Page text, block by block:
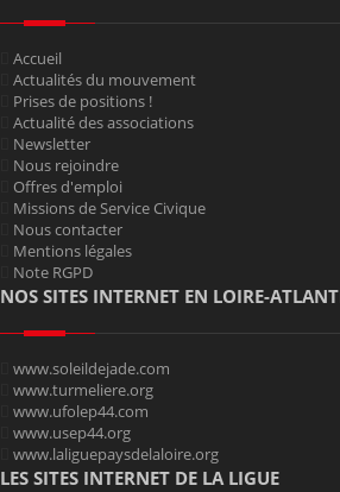
Accueil
Actualités du mouvement
Prises de positions !
Actualité des associations
Newsletter
Nous rejoindre
Offres d'emploi
Missions de Service Civique
Nous contacter
Mentions légales
Note RGPD
NOS SITES INTERNET EN LOIRE-
www.soleildejade.com
www.turmeliere.org
www.ufolep44.com
www.usep44.org
www.laliguepaysdelaloire.org
LES SITES INTERNET DE LA LIGUE